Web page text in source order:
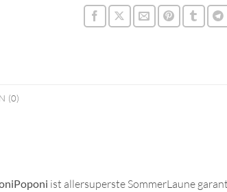
(0)
ist allersuperste SommerLaune